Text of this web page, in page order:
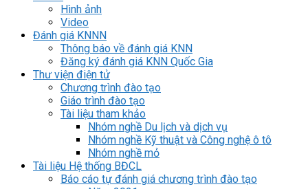
Hình ảnh
Video
Đánh giá KNNN
Thông báo về đánh giá KNN
Đăng ký đánh giá KNN Quốc Gia
Thư viện điện tử
Chương trình đào tạo
Giáo trình đào tạo
Tài liệu tham khảo
Nhóm nghề Du lịch và dịch vụ
Nhóm nghề Kỹ thuật và Công nghệ ô tô
Nhóm nghề mỏ
Tài liệu Hệ thống BĐCL
Báo cáo tự đánh giá chương trình đào tạo